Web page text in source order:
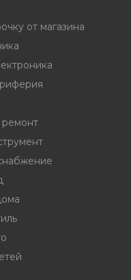
от магазина
ремонт